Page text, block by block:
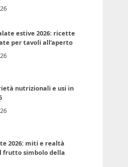
estive 2026: ricette
per tavoli all’aperto
nutrizionali e usi in
2026: miti e realtà
frutto simbolo della